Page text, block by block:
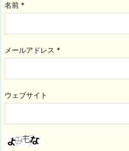
名前 *
メールアドレス *
ウェブサイト